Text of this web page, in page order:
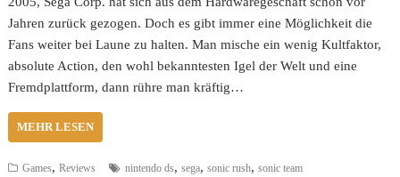
Jahren zurück gezogen. Doch es gibt immer eine Möglichkeit die
Fans weiter bei Laune zu halten. Man mische ein wenig Kultfaktor,
absolute Action, den wohl bekanntesten Igel der Welt und eine
Fremdplattform, dann rühre man kräftig…
MEHR LESEN
Games,Reviews nintendo ds,sega,sonic rush,sonic team